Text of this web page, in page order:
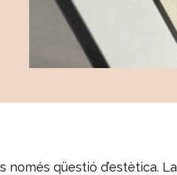
qüestió d’estètica. La